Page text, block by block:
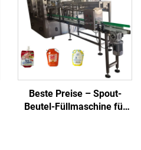
Getränke, Chemikalien
und Kunststoff
Beste Preise – Spout-
Beutel-Füllmaschine für